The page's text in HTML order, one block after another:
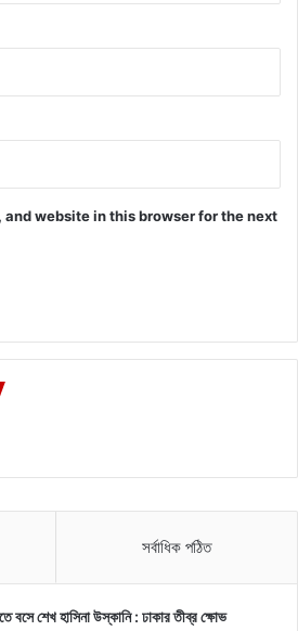
and website in this browser for the next
সর্বাধিক পঠিত
বসে শেখ হাসিনা উস্কানি : ঢাকার তীব্র ক্ষোভ